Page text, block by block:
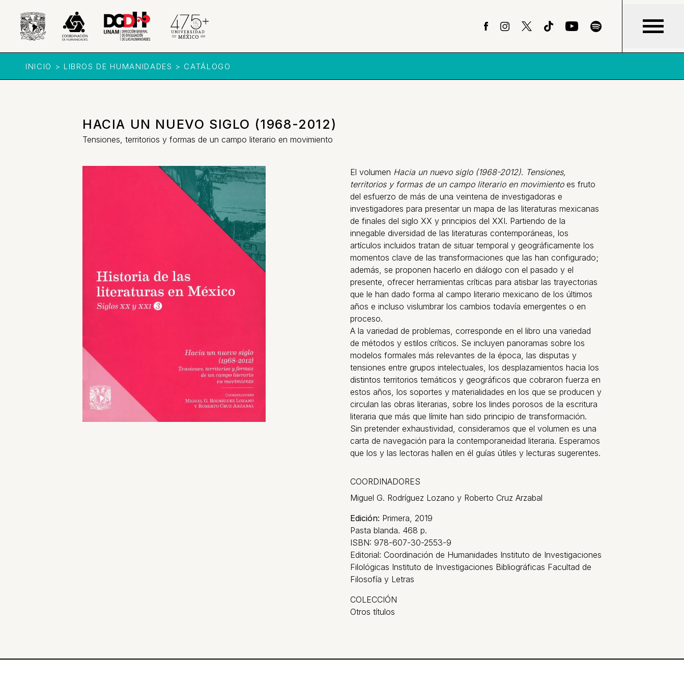
INICIO > LIBROS DE HUMANIDADES > CATÁLOGO
HACIA UN NUEVO SIGLO (1968-2012)
Tensiones, territorios y formas de un campo literario en movimiento
El volumen Hacia un nuevo siglo (1968-2012). Tensiones,
territorios y formas de un campo literario en movimientoes fruto
del esfuerzo de más de una veintena de investigadoras e
investigadores para presentar un mapa de las literaturas mexicanas
de finales del siglo XX y principios del XXI. Partiendo de la
innegable diversidad de las literaturas contemporáneas, los
artículos incluidos tratan de situar temporal y geográficamente los
momentos clave de las transformaciones que las han configurado;
además, se proponen hacerlo en diálogo con el pasado y el
presente, ofrecer herramientas críticas para atisbar las trayectorias
que le han dado forma al campo literario mexicano de los últimos
años e incluso vislumbrar los cambios todavía emergentes o en
proceso.
A la variedad de problemas, corresponde en el libro una variedad
de métodos y estilos críticos. Se incluyen panoramas sobre los
modelos formales más relevantes de la época, las disputas y
tensiones entre grupos intelectuales, los desplazamientos hacia los
distintos territorios temáticos y geográficos que cobraron fuerza en
estos años, los soportes y materialidades en los que se producen y
circulan las obras literarias, sobre los lindes porosos de la escritura
literaria que más que límite han sido principio de transformación.
Sin pretender exhaustividad, consideramos que el volumen es una
carta de navegación para la contemporaneidad literaria. Esperamos
que los y las lectoras hallen en él guías útiles y lecturas sugerentes.
COORDINADORES
Miguel G. Rodríguez Lozano y Roberto Cruz Arzabal
Edición: Primera, 2019
Pasta blanda. 468 p.
ISBN: 978-607-30-2553-9
Editorial: Coordinación de Humanidades Instituto de Investigaciones
Filológicas Instituto de Investigaciones Bibliográficas Facultad de
Filosofía y Letras
COLECCIÓN
Otros títulos